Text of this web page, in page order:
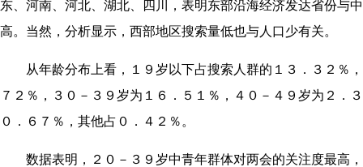
东、河南、河北、湖北、四川，表明东部沿海经济发达省份与
高。当然，分析显示，西部地区搜索量低也与人口少有关。
从年龄分布上看，１９岁以下占搜索人群的１３．３２％
７２％，３０－３９岁为１６．５１％，４０－４９岁为２．
０．６７％，其他占０．４２％。
数据表明，２０－３９岁中青年群体对两会的关注度最高